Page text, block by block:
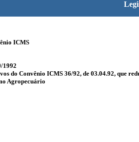
ICMS
1992
do Convênio ICMS 36/92, de 03.04.92, que
Agropecuário